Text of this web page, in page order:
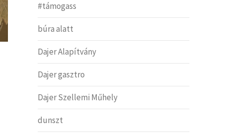
#támogass
búra alatt
Dajer Alapítvány
Dajer gasztro
Dajer Szellemi Műhely
dunszt